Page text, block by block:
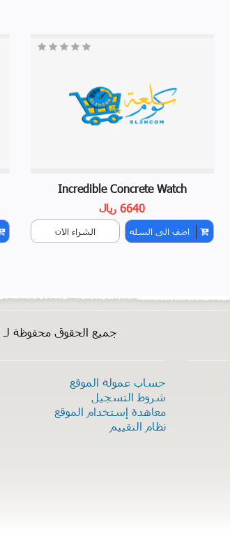
Incredible Concrete Watch
6640 ريال
اضف الى السله الشراء الان
جميع الحقوق محفوظة لـ
حساب عمولة الموقع
شروط التسجيل
معاهدة إستخدام الموقع
نظام التقييم